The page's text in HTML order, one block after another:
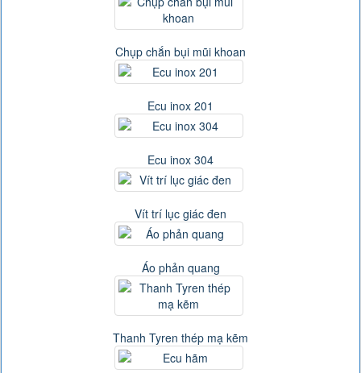
Chụp chắn bụi mũi khoan
Ecu inox 201
Ecu inox 304
Vít trí lục giác đen
Áo phản quang
Thanh Tyren thép mạ kẽm